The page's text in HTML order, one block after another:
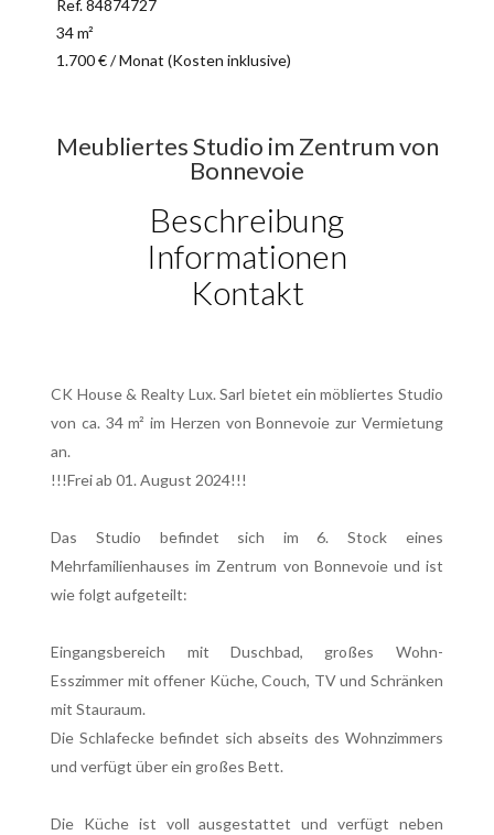
Ref. 84874727
34 m²
1.700 € / Monat (Kosten inklusive)
Meubliertes Studio im Zentrum von
Bonnevoie
Beschreibung
Informationen
Kontakt
CK House & Realty Lux. Sarl bietet ein möbliertes Studio
von ca. 34 m² im Herzen von Bonnevoie zur Vermietung
an.
!!!Frei ab 01. August 2024!!!
Das Studio befindet sich im 6. Stock eines
Mehrfamilienhauses im Zentrum von Bonnevoie und ist
wie folgt aufgeteilt:
Eingangsbereich mit Duschbad, großes Wohn-
Esszimmer mit offener Küche, Couch, TV und Schränken
mit Stauraum.
Die Schlafecke befindet sich abseits des Wohnzimmers
und verfügt über ein großes Bett.
Die Küche ist voll ausgestattet und verfügt neben